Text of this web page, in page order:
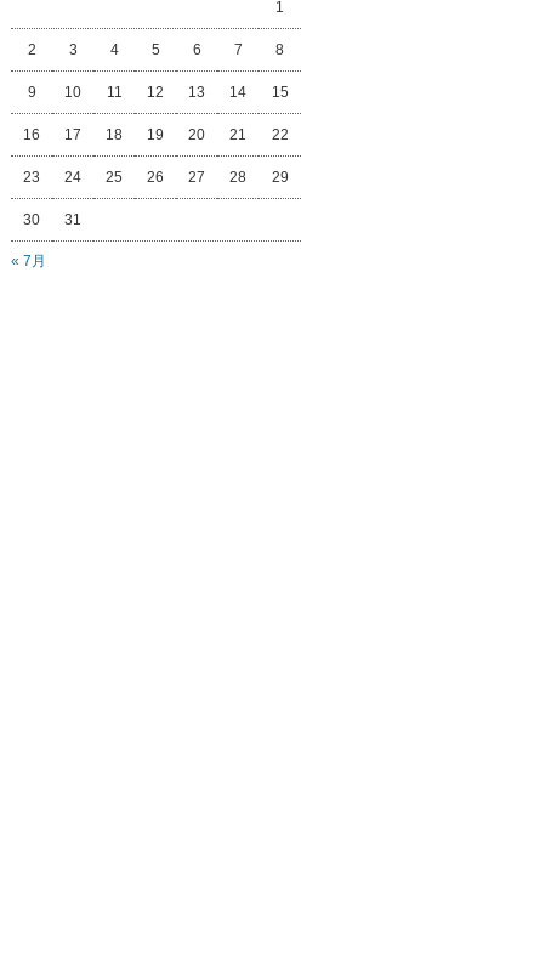
« 7月
1
2 3 4 5 6 7 8
9 10 11 12 13 14 15
16 17 18 19 20 21 22
23 24 25 26 27 28 29
30 31